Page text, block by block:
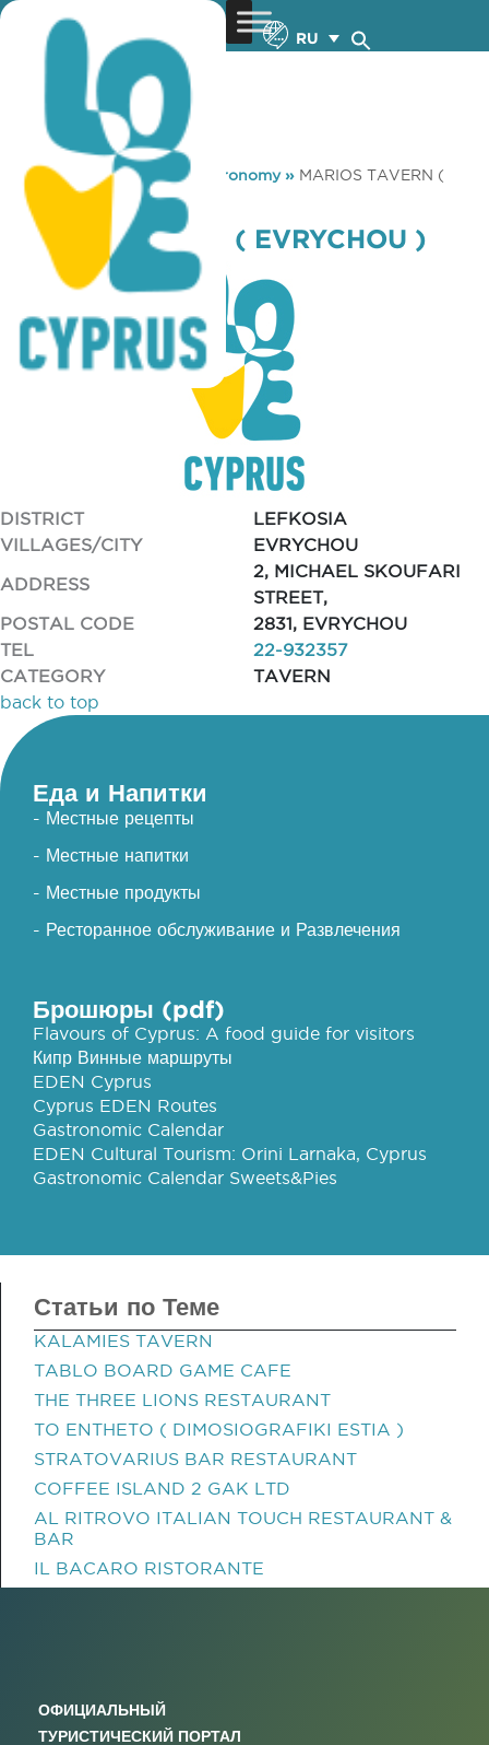
RU
You are here: Home »Gastronomy» MARIOS TAVERN (
EVRYCHOU )
MARIOS TAVERN ( EVRYCHOU )
DISTRICT
LEFKOSIA
VILLAGES/CITY
EVRYCHOU
ADDRESS
2, MICHAEL SKOUFARI
STREET,
POSTAL CODE
2831, EVRYCHOU
TEL
22-932357
CATEGORY
TAVERN
back to top
Еда и Напитки
- Местные рецепты
- Местные напитки
- Местные продукты
- Ресторанное обслуживание и Развлечения
Брошюры (pdf)
Flavours of Cyprus: A food guide for visitors
Кипр Винные маршруты
EDEN Cyprus
Cyprus EDEN Routes
Gastronomic Calendar
EDEN Cultural Tourism: Orini Larnaka, Cyprus
Gastronomic Calendar Sweets&Pies
Статьи по Теме
KALAMIES TAVERN
TABLO BOARD GAME CAFE
THE THREE LIONS RESTAURANT
TO ENTHETO ( DIMOSIOGRAFIKI ESTIA )
STRATOVARIUS BAR RESTAURANT
COFFEE ISLAND 2 GAK LTD
AL RITROVO ITALIAN TOUCH RESTAURANT &
BAR
IL BACARO RISTORANTE
ОФИЦИАЛЬНЫЙ
ТУРИСТИЧЕСКИЙ ПОРТАЛ